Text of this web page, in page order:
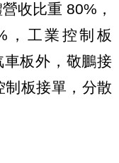
收比重 80%，
，工業控制板
板外，敬鵬接
制板接單，分散